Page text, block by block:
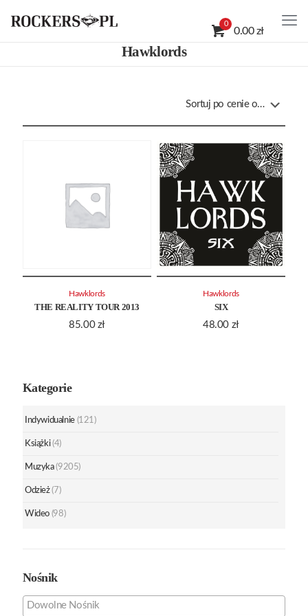
0
0.00 zł
Hawklords
THE REALITY TOUR 2013
85.00 zł
Hawklords
SIX
48.00 zł
Hawklords
Kategorie
Indywidualnie (121)
Książki (4)
Muzyka (9205)
Odzież (7)
Wideo (98)
Nośnik